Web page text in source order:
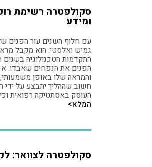
סקולפטרה רשימת
ומידע
עם חלוף השנים עור הפנים
גמיש ואלסטי. הוא מקבל
התקדמות הטכנולוגיה בשנים
הפנים את הנפחים שאבדו.
והמראה שלו באופן
חשוב שההליך יתבצע על ידי
העוסק באסתטיקה רפואית
המלא>
סקולפטרה לצוואר: